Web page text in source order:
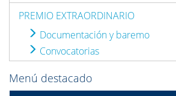
PREMIO EXTRAORDINARIO
Documentación y baremo
Convocatorias
Menú destacado